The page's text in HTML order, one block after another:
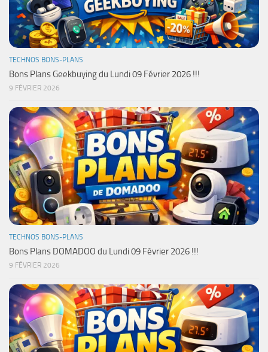
TECHNOS BONS-PLANS
Bons Plans Geekbuying du Lundi 09 Février 2026 !!!
9 FÉVRIER 2026
TECHNOS BONS-PLANS
Bons Plans DOMADOO du Lundi 09 Février 2026 !!!
9 FÉVRIER 2026